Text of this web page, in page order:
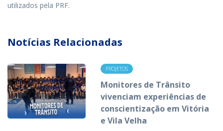
utilizados pela PRF.
Notícias Relacionadas
PROJETOS
Monitores de Trânsito
vivenciam experiências de
conscientização em Vitória
e Vila Velha